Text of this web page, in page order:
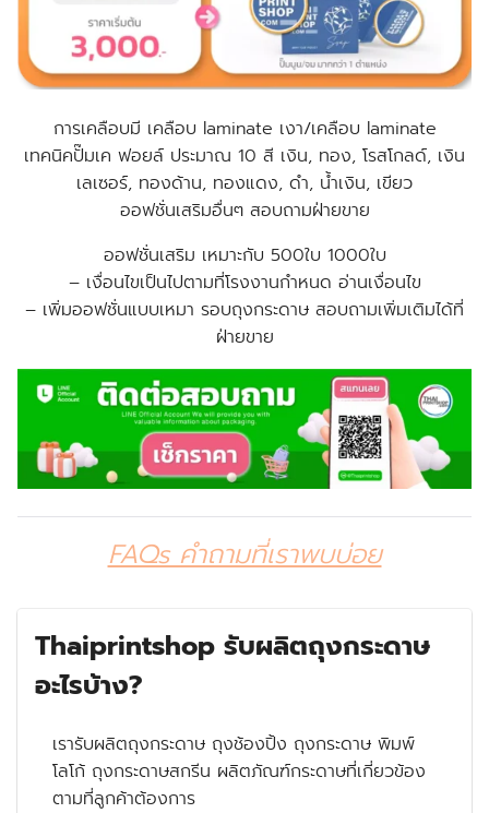
การเคลือบมี เคลือบ laminate เงา/เคลือบ laminate
เทคนิคปั๊มเค ฟอยล์ ประมาณ 10 สี เงิน, ทอง, โรสโกลด์, เงิน
เลเซอร์, ทองด้าน, ทองแดง, ดำ, น้ำเงิน, เขียว
ออฟชั่นเสริมอื่นๆ สอบถามฝ่ายขาย
ออฟชั่นเสริม เหมาะกับ 500ใบ 1000ใบ
– เงื่อนไขเป็นไปตามที่โรงงานกำหนด อ่านเงื่อนไข
– เพิ่มออฟชั่นแบบเหมา รอบถุงกระดาษ สอบถามเพิ่มเติมได้ที่
ฝ่ายขาย
FAQs คำถามที่เราพบบ่อย
Thaiprintshop รับผลิตถุงกระดาษ
อะไรบ้าง?
เรารับผลิตถุงกระดาษ ถุงช้องปิ้ง ถุงกระดาษ พิมพ์
โลโก้ ถุงกระดาษสกรีน ผลิตภัณฑ์กระดาษที่เกี่ยวข้อง
ตามที่ลูกค้าต้องการ